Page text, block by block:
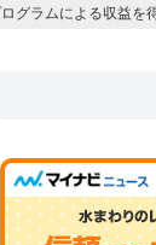
グラムによる収益を